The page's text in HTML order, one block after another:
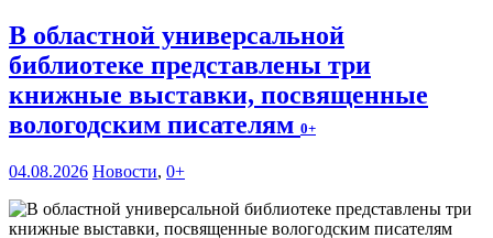
В областной универсальной
библиотеке представлены три
книжные выставки, посвященные
вологодским писателям 0+
04.08.2026 Новости, 0+